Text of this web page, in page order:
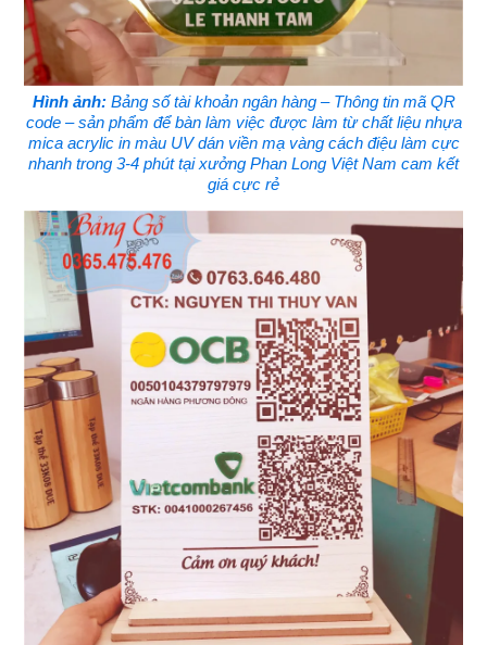
Hình ảnh:Bảng số tài khoản ngân hàng – Thông tin mã QR
code – sản phẩm để bàn làm việc được làm từ chất liệu nhựa
mica acrylic in màu UV dán viền mạ vàng cách điệu làm cực
nhanh trong 3-4 phút tại xưởng Phan Long Việt Nam cam kết
giá cực rẻ